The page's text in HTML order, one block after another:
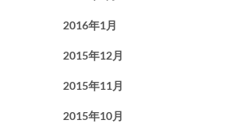
2016年1月
2015年12月
2015年11月
2015年10月